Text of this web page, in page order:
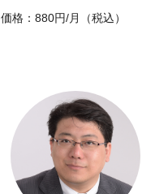
価格：880円/月（税込）